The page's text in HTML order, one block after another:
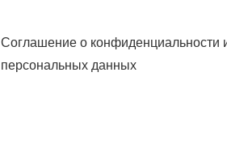
Соглашение о конфиденциальности
персональных данных